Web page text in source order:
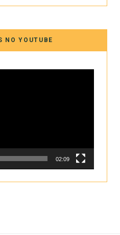
NO YOUTUBE
02:09